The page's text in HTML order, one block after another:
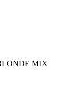
MIX